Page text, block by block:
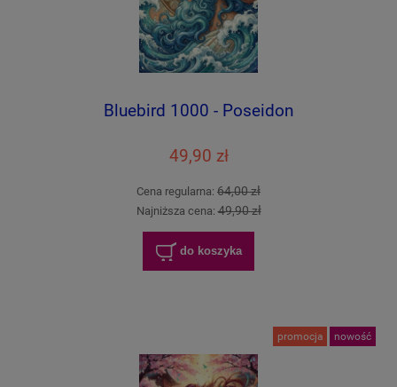
Bluebird 1000 - Poseidon
49,90 zł
Cena regularna: 64,00 zł
Najniższa cena:49,90 zł
do koszyka
promocja nowość